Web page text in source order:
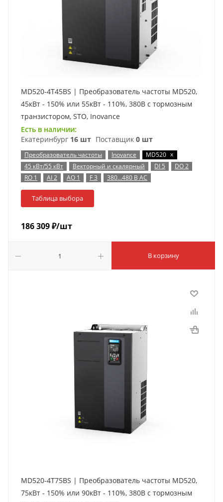
MD520-4T45BS | Преобразователь частоты MD520,
45кВт - 150% или 55кВт - 110%, 380В с тормозным
транзистором, STO, Inovance
Есть в наличии:
Екатеринбург 16 шт Поставщик 0 шт
Преобразователь частоты Inovance MD520 x
45 кВт/55 кВт
Векторный и скалярный DI 5
DO 2
RO 1
AI 2 AO 1 F 3 380…480 В AC
Таблица выбора
186 309₽/шт
В корзину
MD520-4T75BS | Преобразователь частоты MD520,
75кВт - 150% или 90кВт - 110%, 380В с тормозным